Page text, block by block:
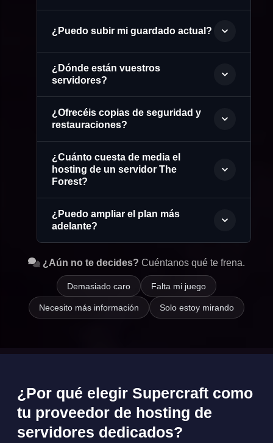
¿Puedo subir mi guardado actual?
¿Dónde están vuestros
servidores?
¿Ofrecéis copias de seguridad y
restauraciones?
¿Cuánto cuesta de media el
hosting de un servidor The
Forest?
¿Puedo ampliar el plan más
adelante?
¿Aún no te decides? Cuéntanos qué te frena.
Demasiado caro Falta mi juego
Necesito más información Solo estoy mirando
¿Por qué elegir Supercraft como
tu proveedor de hosting de
servidores dedicados?